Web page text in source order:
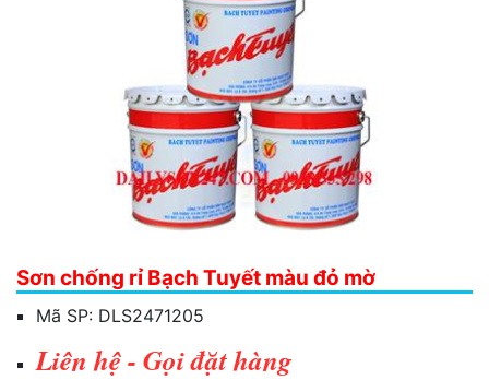
Sơn chống rỉ Bạch Tuyết màu đỏ mờ
Mã SP: DLS2471205
Liên hệ - Gọi đặt hàng